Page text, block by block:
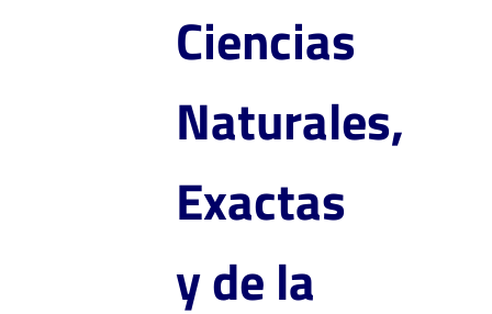
Ciencias
Naturales,
Exactas
y de la